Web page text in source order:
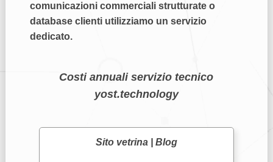
comunicazioni commerciali strutturate o
database clienti utilizziamo un servizio
dedicato.
Costi annuali servizio tecnico
yost.technology
Sito vetrina | Blog